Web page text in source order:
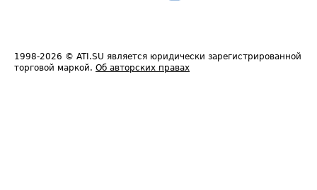
1998-2026 © ATI.SU является юридически зарегистрированной
торговой маркой. Об авторских правах